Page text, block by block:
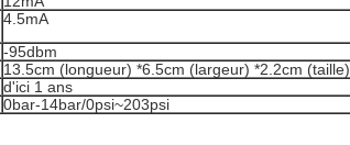
4.5mA
-95dbm
13.5cm (longueur) *6.5cm (largeur) *2.2cm (taille)
d'ici 1 ans
0bar-14bar/0psi~203psi